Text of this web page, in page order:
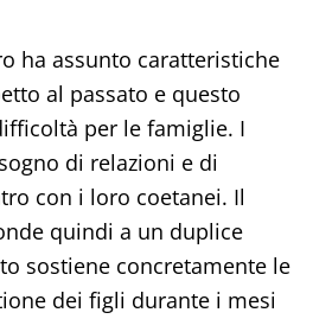
ha assunto caratteristiche
al passato e questo
per le famiglie. I
di relazioni e di
con i loro coetanei. Il
quindi a un duplice
sostiene concretamente le
dei figli durante i mesi